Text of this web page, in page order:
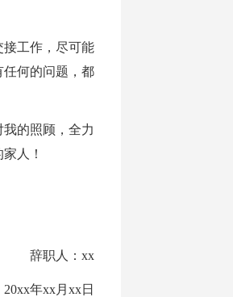
工作，尽可能
何的问题，都
的照顾，全力
人！
辞职人：xx
年xx月xx日